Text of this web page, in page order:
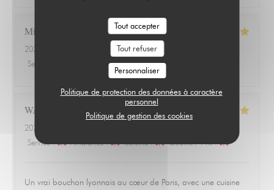
Tout accepter
Tout refuser
Personnaliser
Politique de protection des données à caractère
personnel
Politique de gestion des cookies
Michael
2026-06-18
- 20:00 - Couverts 3
Service
4/5 Cuisine: 5/5
WALTER
2026-06-18
Service: 5/5 Ambiance: 5/5 Cuisine: 5/5 Qualité / Prix: 5/5
Un vrai bouchon lyonnais au cœur de Paris, avec une cuisine